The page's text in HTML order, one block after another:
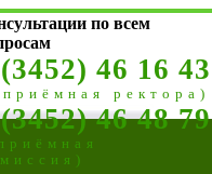
по всем
46 16 43
ректора)
46 48 79